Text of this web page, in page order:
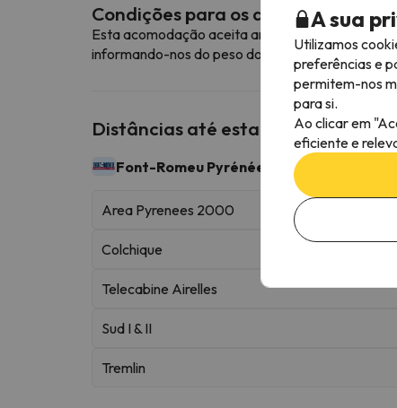
Condições para os animais de
Esta acomodação aceita animais de estimação.
informando-nos do peso do seu animal de
Distâncias até estações de esqui
Font-Romeu Pyrénées 2000
Area Pyrenees 2000
Colchique
Telecabine Airelles
Sud I & II
Tremlin
A sua
Utilizamos
preferências e
permitem-nos
para si.
Ao clicar em
eficiente e